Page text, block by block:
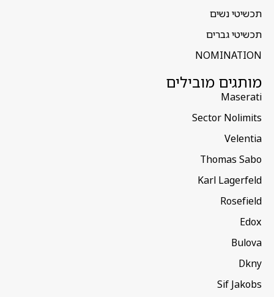
תכשיטי נשים
תכשיטי גברים
NOMINATION
מותגים מובילים
Maserati
Sector Nolimits
Velentia
Thomas Sabo
Karl Lagerfeld
Rosefield
Edox
Bulova
Dkny
Sif Jakobs